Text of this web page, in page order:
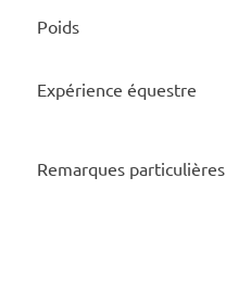
Poids
Expérience équestre
Remarques particulières